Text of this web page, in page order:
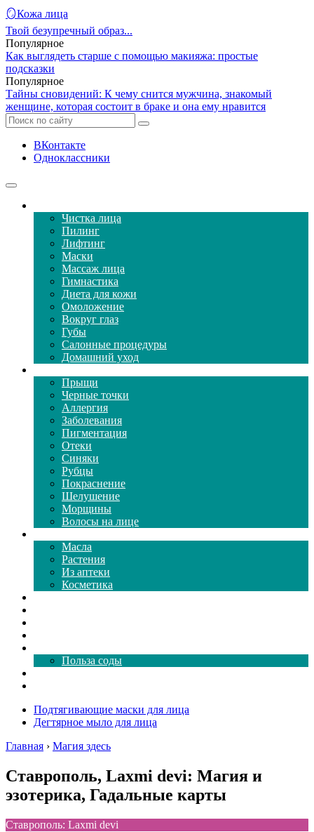
🪞Кожа лица
Твой безупречный образ...
Популярное
Как выглядеть старше с помощью макияжа: простые
подсказки
Популярное
Тайны сновидений: К чему снится мужчина, знакомый
женщине, которая состоит в браке и она ему нравится
ВКонтакте
Одноклассники
Чистка лица
Пилинг
Лифтинг
Маски
Массаж лица
Гимнастика
Диета для кожи
Омоложение
Вокруг глаз
Губы
Салонные процедуры
Домашний уход
Прыщи
Черные точки
Аллергия
Заболевания
Пигментация
Отеки
Синяки
Рубцы
Покраснение
Шелушение
Морщины
Волосы на лице
Масла
Растения
Из аптеки
Косметика
Польза соды
Подтягивающие маски для лица
Дегтярное мыло для лица
Главная › Магия здесь
Ставрополь, Laxmi devi: Магия и
эзотерика, Гадальные карты
Ставрополь: Laxmi devi